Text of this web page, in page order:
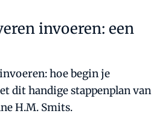
invoeren: een
hoe begin je
dit handige stappenplan van
H.M. Smits.